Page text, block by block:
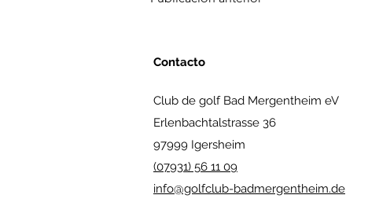
Contacto
Club de golf Bad Mergentheim eV
Erlenbachtalstrasse 36
97999 Igersheim
(07931) 56 11 09
info@golfclub-badmergentheim.de